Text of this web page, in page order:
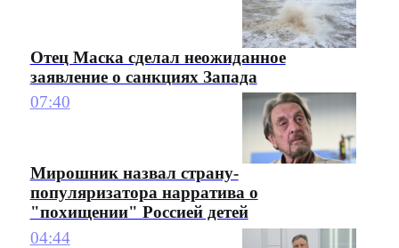
Отец Маска сделал неожиданное
заявление о санкциях Запада
07:40
Мирошник назвал страну-
популяризатора нарратива о
"похищении" Россией детей
04:44